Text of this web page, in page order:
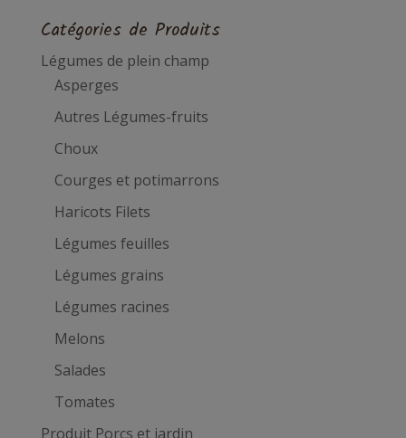
Catégories de Produits
Légumes de plein champ
Asperges
Autres Légumes-fruits
Choux
Courges et potimarrons
Haricots Filets
Légumes feuilles
Légumes grains
Légumes racines
Melons
Salades
Tomates
Produit Porcs et jardin